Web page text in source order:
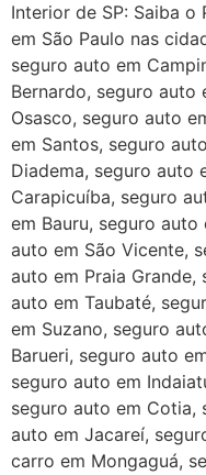
Interior de SP: Saiba
em São Paulo nas
seguro auto em
Bernardo, seguro auto
Osasco, seguro auto
em Santos, seguro
Diadema, seguro auto
Carapicuíba, seguro
em Bauru, seguro
auto em São Vicente,
auto em Praia Grande,
auto em Taubaté,
em Suzano, seguro
Barueri, seguro auto
seguro auto em
seguro auto em Cotia,
auto em Jacareí,
carro em Mongaguá,